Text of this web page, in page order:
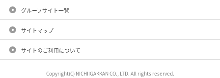
グループサイト一覧
サイトマップ
サイトのご利用について
Copyright(C) NICHIIGAKKAN CO., LTD. All rights reserved.